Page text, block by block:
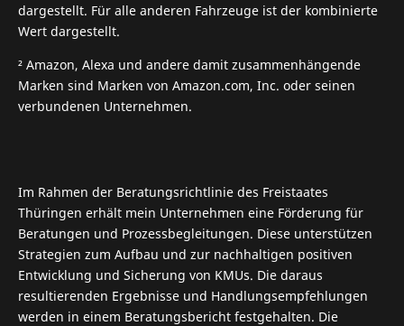
dargestellt. Für alle anderen Fahrzeuge ist der kombinierte
Wert dargestellt.
² Amazon, Alexa und andere damit zusammenhängende
Marken sind Marken von Amazon.com, Inc. oder seinen
verbundenen Unternehmen.
Im Rahmen der Beratungsrichtlinie des Freistaates
Thüringen erhält mein Unternehmen eine Förderung für
Beratungen und Prozessbegleitungen. Diese unterstützen
Strategien zum Aufbau und zur nachhaltigen positiven
Entwicklung und Sicherung von KMUs. Die daraus
resultierenden Ergebnisse und Handlungsempfehlungen
werden in einem Beratungsbericht fest­gehalten. Die